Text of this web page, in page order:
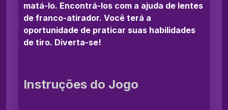
matá-lo. Encontrá-los com a ajuda de lentes
de franco-atirador. Você terá a
oportunidade de praticar suas habilidades
de tiro. Diverta-se!
Instruções do Jogo